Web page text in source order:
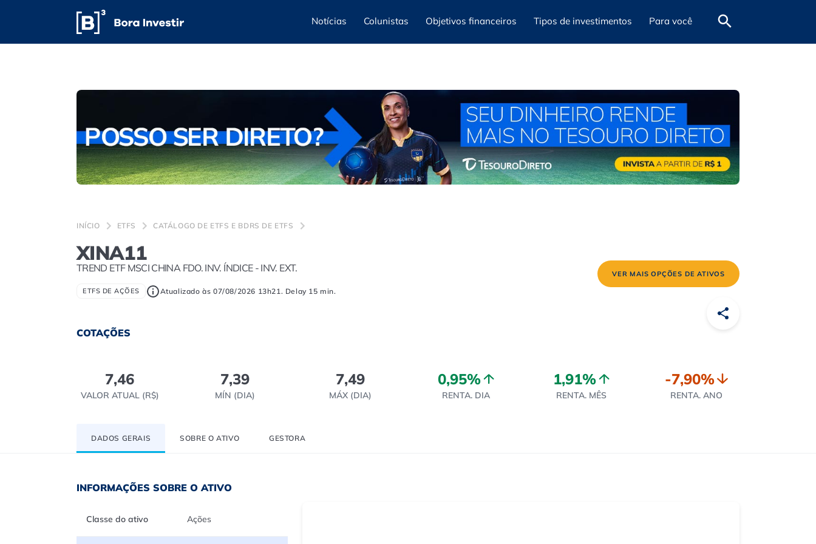
Notícias Colunistas Objetivos financeiros Tipos de investimentos Para você
INÍCIO ETFS CATÁLOGO DE ETFS E BDRS DE ETFS
XINA11
TREND ETF MSCI CHINA FDO. INV. ÍNDICE - INV. EXT.
ETFS DE AÇÕES Atualizado às 07/08/2026 13h21. Delay 15 min.
COTAÇÕES
VER MAIS OPÇÕES DE ATIVOS
7,46
VALOR ATUAL (R$)
7,39
MÍN (DIA)
7,49
MÁX (DIA)
0,95%
RENTA. DIA
1,91%
RENTA. MÊS
-7,90%
RENTA. ANO
DADOS GERAIS SOBRE O ATIVO GESTORA
INFORMAÇÕES SOBRE O ATIVO
Classe do ativo Ações